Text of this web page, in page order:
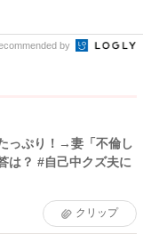
by
っぷり！→妻「不倫し
は？ #自己中クズ夫に
クリップ